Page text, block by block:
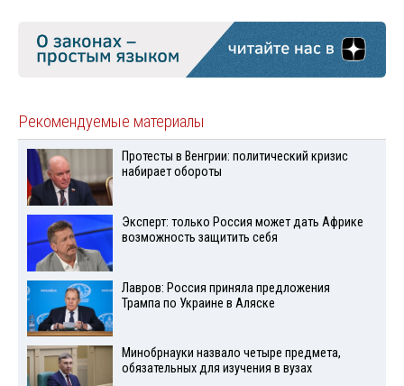
Рекомендуемые материалы
Протесты в Венгрии: политический кризис
набирает обороты
Эксперт: только Россия может дать Африке
возможность защитить себя
Лавров: Россия приняла предложения
Трампа по Украине в Аляске
Минобрнауки назвало четыре предмета,
обязательных для изучения в вузах